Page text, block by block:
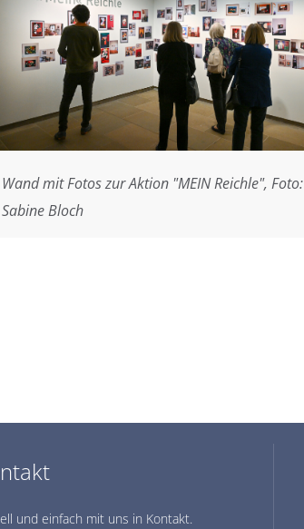
Wand mit Fotos zur Aktion "MEIN Reichle", Foto:
Sabine Bloch
und einfach mit uns in Kontakt.